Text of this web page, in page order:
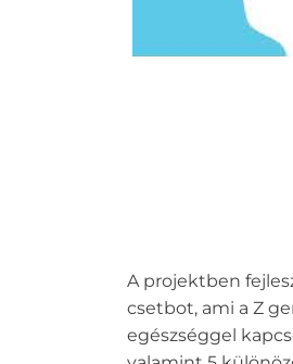
A projektben
csetbot, ami a Z
egészséggel